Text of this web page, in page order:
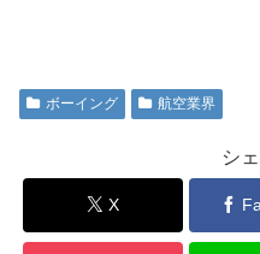
ボーイング 航空業界
シ
X